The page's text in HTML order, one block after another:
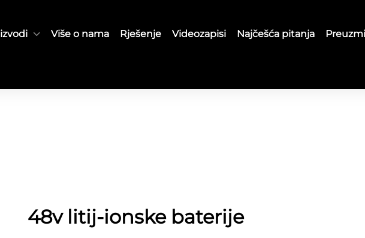
Više o nama Rješenje Videozapisi Najčešća pitanja Preuzmi
48v litij-ionske baterije